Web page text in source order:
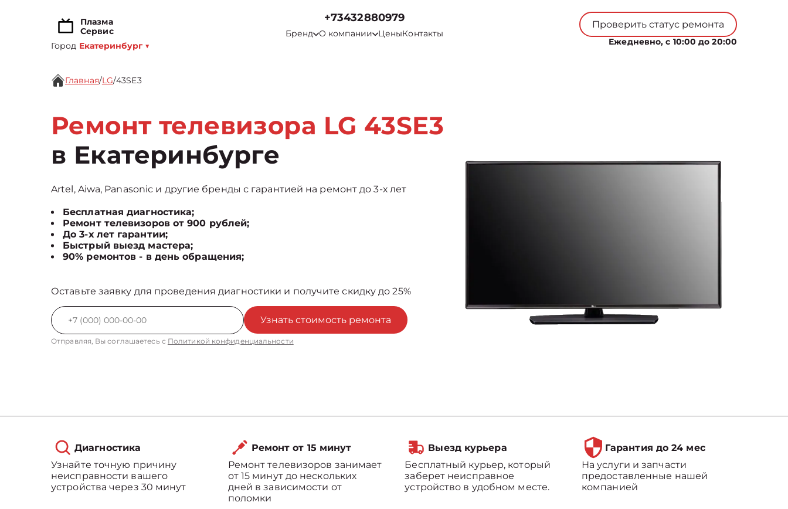
Плазма
Сервис
Город Екатеринбург ▼
+73432880979
Бренд О компании ЦеныКонтакты
Проверить статус ремонта
Ежедневно, с 10:00 до 20:00
Главная/LG/43SE3
Ремонт телевизора LG 43SE3
в Екатеринбурге
Artel, Aiwa, Panasonic и другие бренды с гарантией на ремонт до 3-х лет
Бесплатная диагностика;
Ремонт телевизоров от 900 рублей;
До 3-х лет гарантии;
Быстрый выезд мастера;
90% ремонтов - в день обращения;
Оставьте заявку для проведения диагностики и получите скидку до 25%
Узнать стоимость ремонта
Отправляя, Вы соглашаетесь с Политикой конфиденциальности
Диагностика
Узнайте точную причину
неисправности вашего
устройства через 30 минут
Ремонт от 15 минут
Ремонт телевизоров занимает
от 15 минут до нескольких
дней в зависимости от
поломки
Выезд курьера
Бесплатный курьер, который
заберет неисправное
устройство в удобном месте.
Гарантия до 24 мес
На услуги и запчасти
предоставленные нашей
компанией